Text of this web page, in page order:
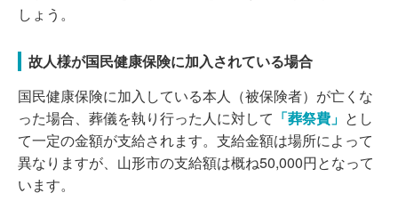
しょう。
故人様が国民健康保険に加入されている場合
国民健康保険に加入している本人（被保険者）が亡くな
った場合、葬儀を執り行った人に対して 「葬祭費」 とし
て一定の金額が支給されます。支給金額は場所によって
異なりますが、山形市の支給額は概ね50,000円となって
います。